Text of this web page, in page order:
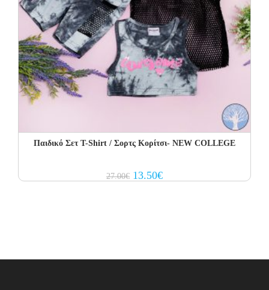
Παιδικό Σετ Τ-Shirt / Σορτς Κορίτσι- NEW COLLEGE
27.00€ Original
price
13.50€Current
price